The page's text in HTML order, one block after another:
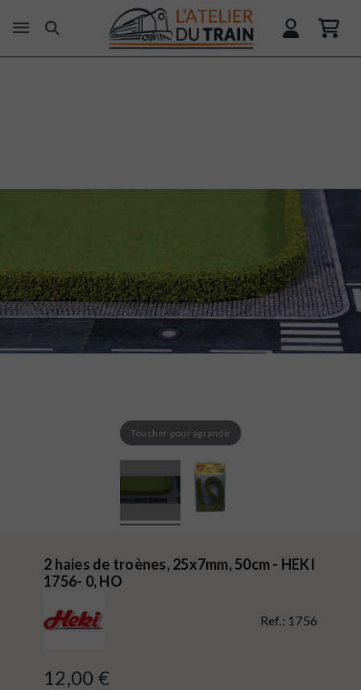
Toucher pour agrandir
2 haies de troènes, 25x7mm, 50cm - HEKI
1756- 0, HO
Ref.: 1756
12,00 €